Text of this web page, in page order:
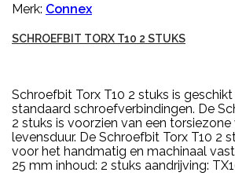
Merk: Connex
SCHROEFBIT TORX T10 2 STUKS
Schroefbit Torx T10 2 stuks is
standaard schroefverbindingen. De
2 stuks is voorzien van een
levensduur. De Schroefbit Torx T10 2
voor het handmatig en machinaal
25 mm inhoud: 2 stuks aandrijving: